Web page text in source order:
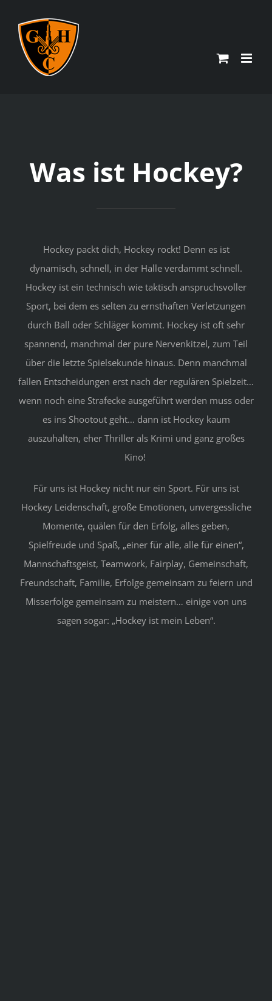
Inhalt
springen
Was ist Hockey?
Hockey packt dich, Hockey rockt! Denn es ist
dynamisch, schnell, in der Halle verdammt schnell.
Hockey ist ein technisch wie taktisch anspruchsvoller
Sport, bei dem es selten zu ernsthaften Verletzungen
durch Ball oder Schläger kommt. Hockey ist oft sehr
spannend, manchmal der pure Nervenkitzel, zum Teil
über die letzte Spielsekunde hinaus. Denn manchmal
fallen Entscheidungen erst nach der regulären Spielzeit…
wenn noch eine Strafecke ausgeführt werden muss oder
es ins Shootout geht… dann ist Hockey kaum
auszuhalten, eher Thriller als Krimi und ganz großes
Kino!
Für uns ist Hockey nicht nur ein Sport. Für uns ist
Hockey Leidenschaft, große Emotionen, unvergessliche
Momente, quälen für den Erfolg, alles geben,
Spielfreude und Spaß, „einer für alle, alle für einen“,
Mannschaftsgeist, Teamwork, Fairplay, Gemeinschaft,
Freundschaft, Familie, Erfolge gemeinsam zu feiern und
Misserfolge gemeinsam zu meistern… einige von uns
sagen sogar: „Hockey ist mein Leben“.